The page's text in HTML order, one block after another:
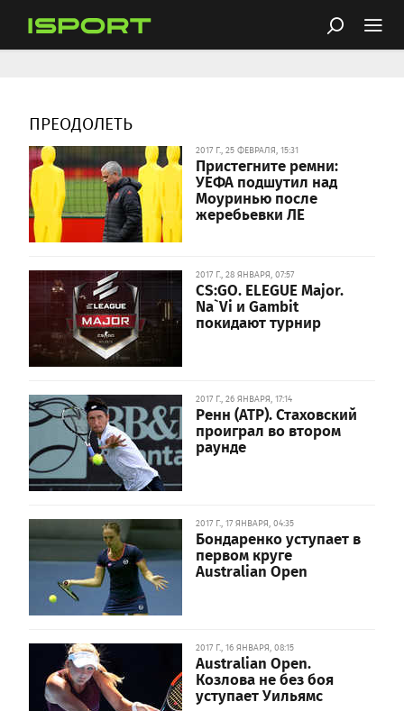
ПРЕОДОЛЕТЬ
2017 Г., 25 ФЕВРАЛЯ, 15:31
Пристегните ремни:
УЕФА подшутил над
Моуринью после
жеребьевки ЛЕ
2017 Г., 28 ЯНВАРЯ, 07:57
CS:GO. ELEGUE Major.
Na`Vi и Gambit
покидают турнир
2017 Г., 26 ЯНВАРЯ, 17:14
Ренн (ATP). Стаховский
проиграл во втором
раунде
2017 Г., 17 ЯНВАРЯ, 04:35
Бондаренко уступает в
первом круге
Australian Open
2017 Г., 16 ЯНВАРЯ, 08:15
Australian Open.
Козлова не без боя
уступает Уильямс